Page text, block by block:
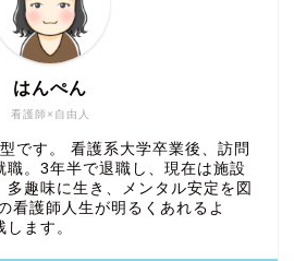
看護師×自由人
はんぺん
です。 看護系大学卒業後、訪問
職。3年半で退職し、現在は施設
趣味に生き、メンタル安定を図
看護師人生が明るくあれるよ
ます。